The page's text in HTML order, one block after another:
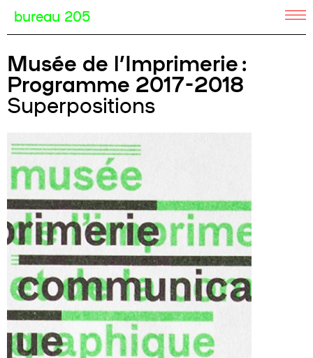
bureau 205
Musée de l’Imprimerie :
Programme 2017-2018
Superpositions